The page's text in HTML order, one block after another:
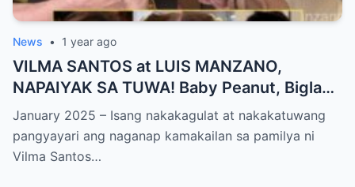
News • 1 year ago
VILMA SANTOS at LUIS MANZANO,
NAPAIYAK SA TUWA! Baby Peanut, Biglang
NAGSALITA ng DIRETSO sa Harap ng Lahat
— Jessy Mendiola, EMOSYONAL sa
Milestone ng Anak! Netizens Kinilig at Na-
January 2025 – Isang nakakagulat at nakakatuwang
pangyayari ang naganap kamakailan sa pamilya ni
Vilma Santos…